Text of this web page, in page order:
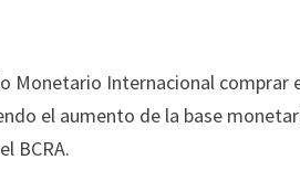
Monetario Internacional comprar
el aumento de la base
BCRA.